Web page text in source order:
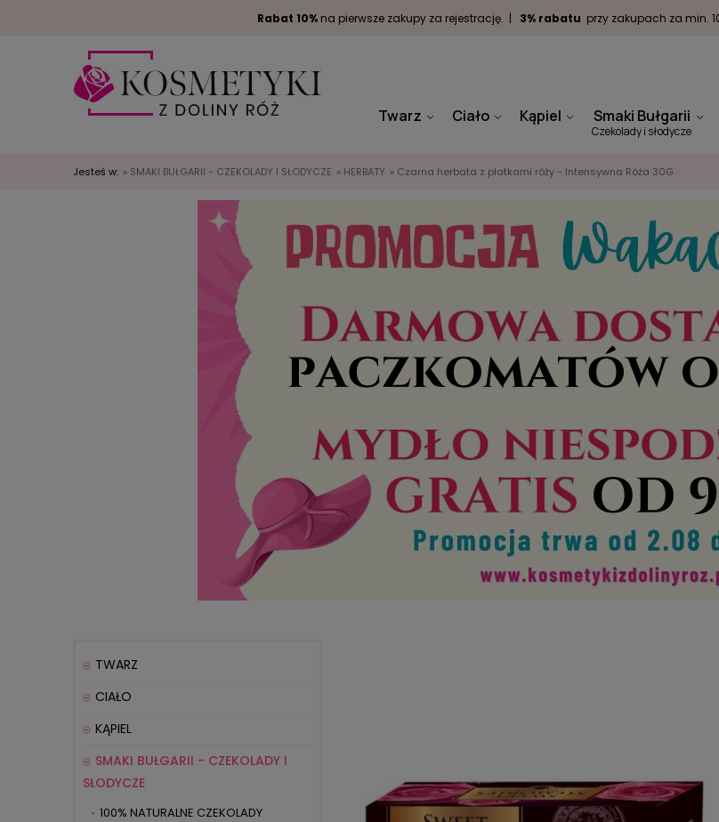
Rabat 10% na pierwsze zakupy za rejestrację. | 3% rabatu przy zakupach za min.
Twarz Ciało Kąpiel Smaki Bułgarii
Czekolady i słodycze
Jesteś w: » SMAKI BUŁGARII - CZEKOLADY I SŁODYCZE » HERBATY » Czarna herbata z płatkami róży - Intensywna Róża 30G
TWARZ
CIAŁO
KĄPIEL
SMAKI BUŁGARII - CZEKOLADY I
SŁODYCZE
100% NATURALNE CZEKOLADY